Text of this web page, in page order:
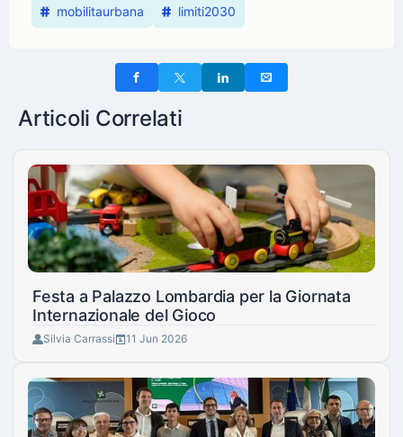
mobilitaurbana limiti2030
Articoli Correlati
Festa a Palazzo Lombardia per la Giornata
Internazionale del Gioco
Silvia Carrassi 11 Jun 2026